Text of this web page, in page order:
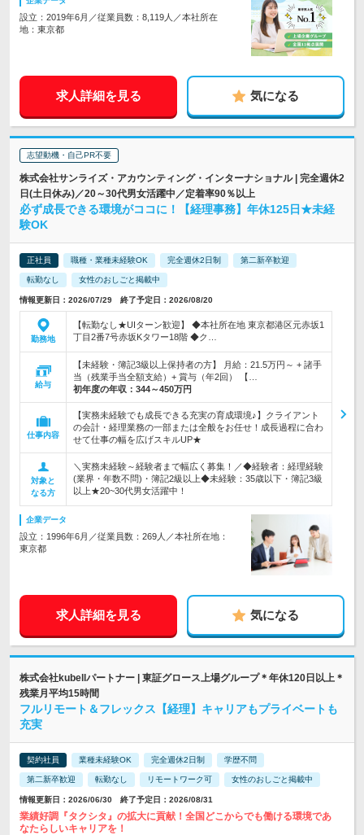
設立：2019年6月／従業員数：8,119人／本社所在
地：東京都
求人詳細を見る 気になる
志望動機・自己PR不要
株式会社サンライズ・アカウンティング・インターナショナル | 完全週休2
日(土日休み)／20～30代男女活躍中／定着率90％以上
必ず成長できる環境がココに！【経理事務】年休125日★未経
験OK
正社員 職種・業種未経験OK 完全週休2日制 第二新卒歓迎
転勤なし 女性のおしごと掲載中
情報更新日：2026/07/29 終了予定日：2026/08/20
勤務地
【転勤なし★UIターン歓迎】 ◆本社所在地 東京都港区元赤坂1
丁目2番7号赤坂Kタワー18階 ◆ク…
給与
【未経験・簿記3級以上保持者の方】 月給：21.5万円～ + 諸手
当（残業手当全額支給）+ 賞与（年2回） 【…
初年度の年収： 344～450万円
仕事内容
【実務未経験でも成長できる充実の育成環境♪】クライアント
の会計・経理業務の一部または全般をお任せ！成長過程に合わ
せて仕事の幅を広げスキルUP★
対象と
なる方
＼実務未経験～経験者まで幅広く募集！／◆経験者：経理経験
(業界・年数不問)・簿記2級以上◆未経験：35歳以下・簿記3級
以上★20~30代男女活躍中！
企業データ
設立：1996年6月／従業員数：269人／本社所在地：
東京都
求人詳細を見る 気になる
株式会社kubellパートナー | 東証グロース上場グループ＊年休120日以上＊
残業月平均15時間
フルリモート＆フレックス【経理】キャリアもプライベートも
充実
契約社員 業種未経験OK 完全週休2日制 学歴不問
第二新卒歓迎 転勤なし リモートワーク可 女性のおしごと掲載中
情報更新日：2026/06/30 終了予定日：2026/08/31
業績好調『タクシタ』の拡大に貢献！全国どこからでも働ける環境であ
なたらしいキャリアを！